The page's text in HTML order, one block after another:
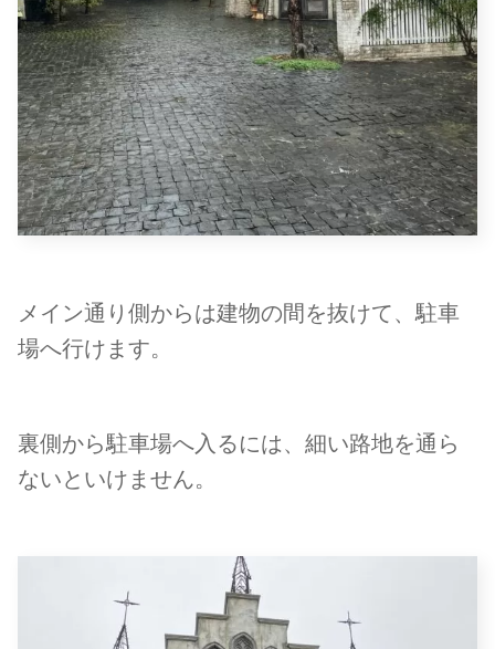
メイン通り側からは建物の間を抜けて、駐車
場へ行けます。
裏側から駐車場へ入るには、細い路地を通ら
ないといけません。